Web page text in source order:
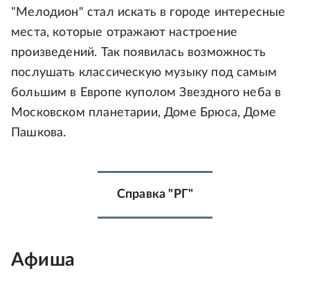
"Мелодион" стал искать в городе интересные
места, которые отражают настроение
произведений. Так появилась возможность
послушать классическую музыку под самым
большим в Европе куполом Звездного неба в
Московском планетарии, Доме Брюса, Доме
Пашкова.
Справка "РГ"
Афиша